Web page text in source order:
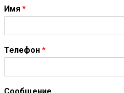
Имя *
Телефон *